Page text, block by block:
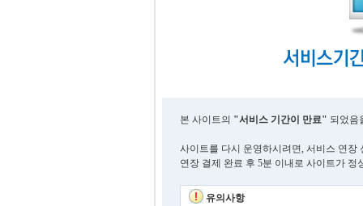
본 사이트의 "서비스 기간이 만료" 되었음
사이트를 다시 운영하시려면, 서비스 연장
연장 결제 완료 후 5분 이내로 사이트가 정
유의사항